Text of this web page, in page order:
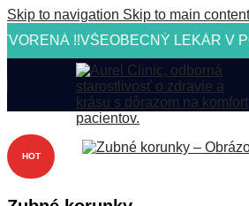
Skip to navigation Skip to main content
!!VŠEOBECNÝ LEKÁR V
HOT